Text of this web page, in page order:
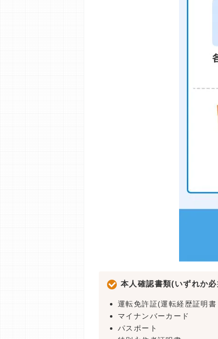
本人確認書類(いずれか
運転免許証(運転経歴証明書
マイナンバーカード
パスポート